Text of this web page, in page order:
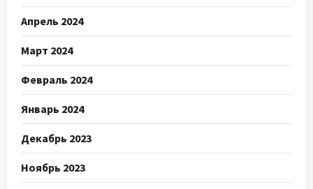
Апрель 2024
Март 2024
Февраль 2024
Январь 2024
Декабрь 2023
Ноябрь 2023